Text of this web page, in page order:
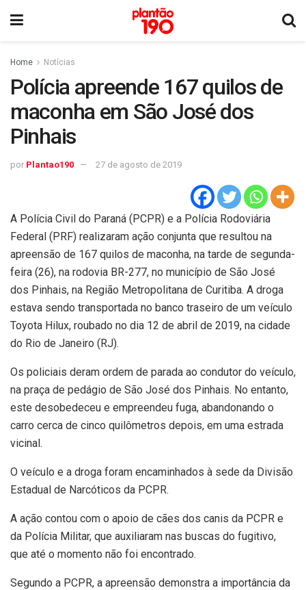
Home Notícias
Polícia apreende 167 quilos de
maconha em São José dos
Pinhais
por Plantao190 27 de agosto de 2019
A Polícia Civil do Paraná (PCPR) e a Polícia Rodoviária
Federal (PRF) realizaram ação conjunta que resultou na
apreensão de 167 quilos de maconha, na tarde de segunda-
feira (26), na rodovia BR-277, no município de São José
dos Pinhais, na Região Metropolitana de Curitiba. A droga
estava sendo transportada no banco traseiro de um veículo
Toyota Hilux, roubado no dia 12 de abril de 2019, na cidade
do Rio de Janeiro (RJ).
Os policiais deram ordem de parada ao condutor do veículo,
na praça de pedágio de São José dos Pinhais. No entanto,
este desobedeceu e empreendeu fuga, abandonando o
carro cerca de cinco quilômetros depois, em uma estrada
vicinal.
O veículo e a droga foram encaminhados à sede da Divisão
Estadual de Narcóticos da PCPR.
A ação contou com o apoio de cães dos canis da PCPR e
da Polícia Militar, que auxiliaram nas buscas do fugitivo,
que até o momento não foi encontrado.
Segundo a PCPR, a apreensão demonstra a importância da